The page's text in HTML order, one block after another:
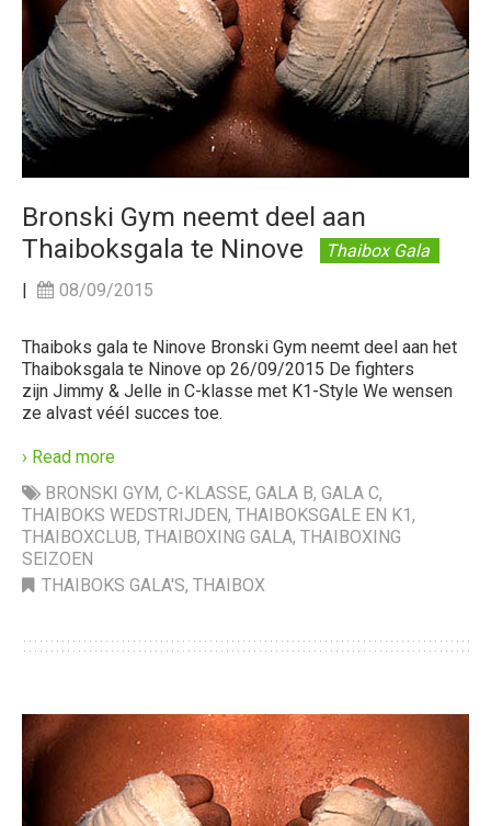
Bronski Gym neemt deel aan
Thaiboksgala te Ninove
Thaibox Gala
08/09/2015
Thaiboks gala te Ninove Bronski Gym neemt deel aan het
Thaiboksgala te Ninove op 26/09/2015 De fighters
zijn Jimmy & Jelle in C-klasse met K1-Style We wensen
ze alvast véél succes toe.
› Read more
BRONSKI GYM, C-KLASSE, GALA B, GALA C,
THAIBOKS WEDSTRIJDEN, THAIBOKSGALE EN K1 ,
THAIBOXCLUB, THAIBOXING GALA, THAIBOXING
SEIZOEN
THAIBOKS GALA'S, THAIBOX